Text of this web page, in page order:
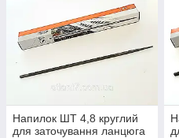
Напилок ШТ 4,8 круглий
для заточування ланцюга